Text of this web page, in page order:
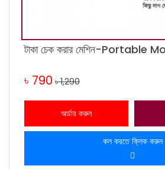
টাকা চেক করার মেশিন-Portable
৳ 790 ৳ 1,290
অর্ডার করুন
কল করতে ক্লিক করুন